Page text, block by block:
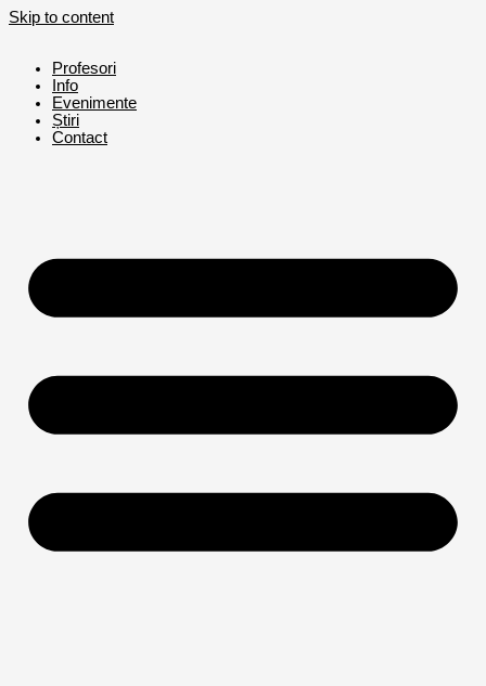
Skip to content
Profesori
Info
Evenimente
Știri
Contact